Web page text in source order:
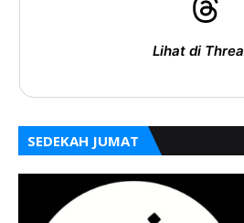
Lihat di
SEDEKAH JUMAT